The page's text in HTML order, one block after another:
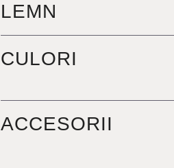
LEMN
CULORI
ACCESORII